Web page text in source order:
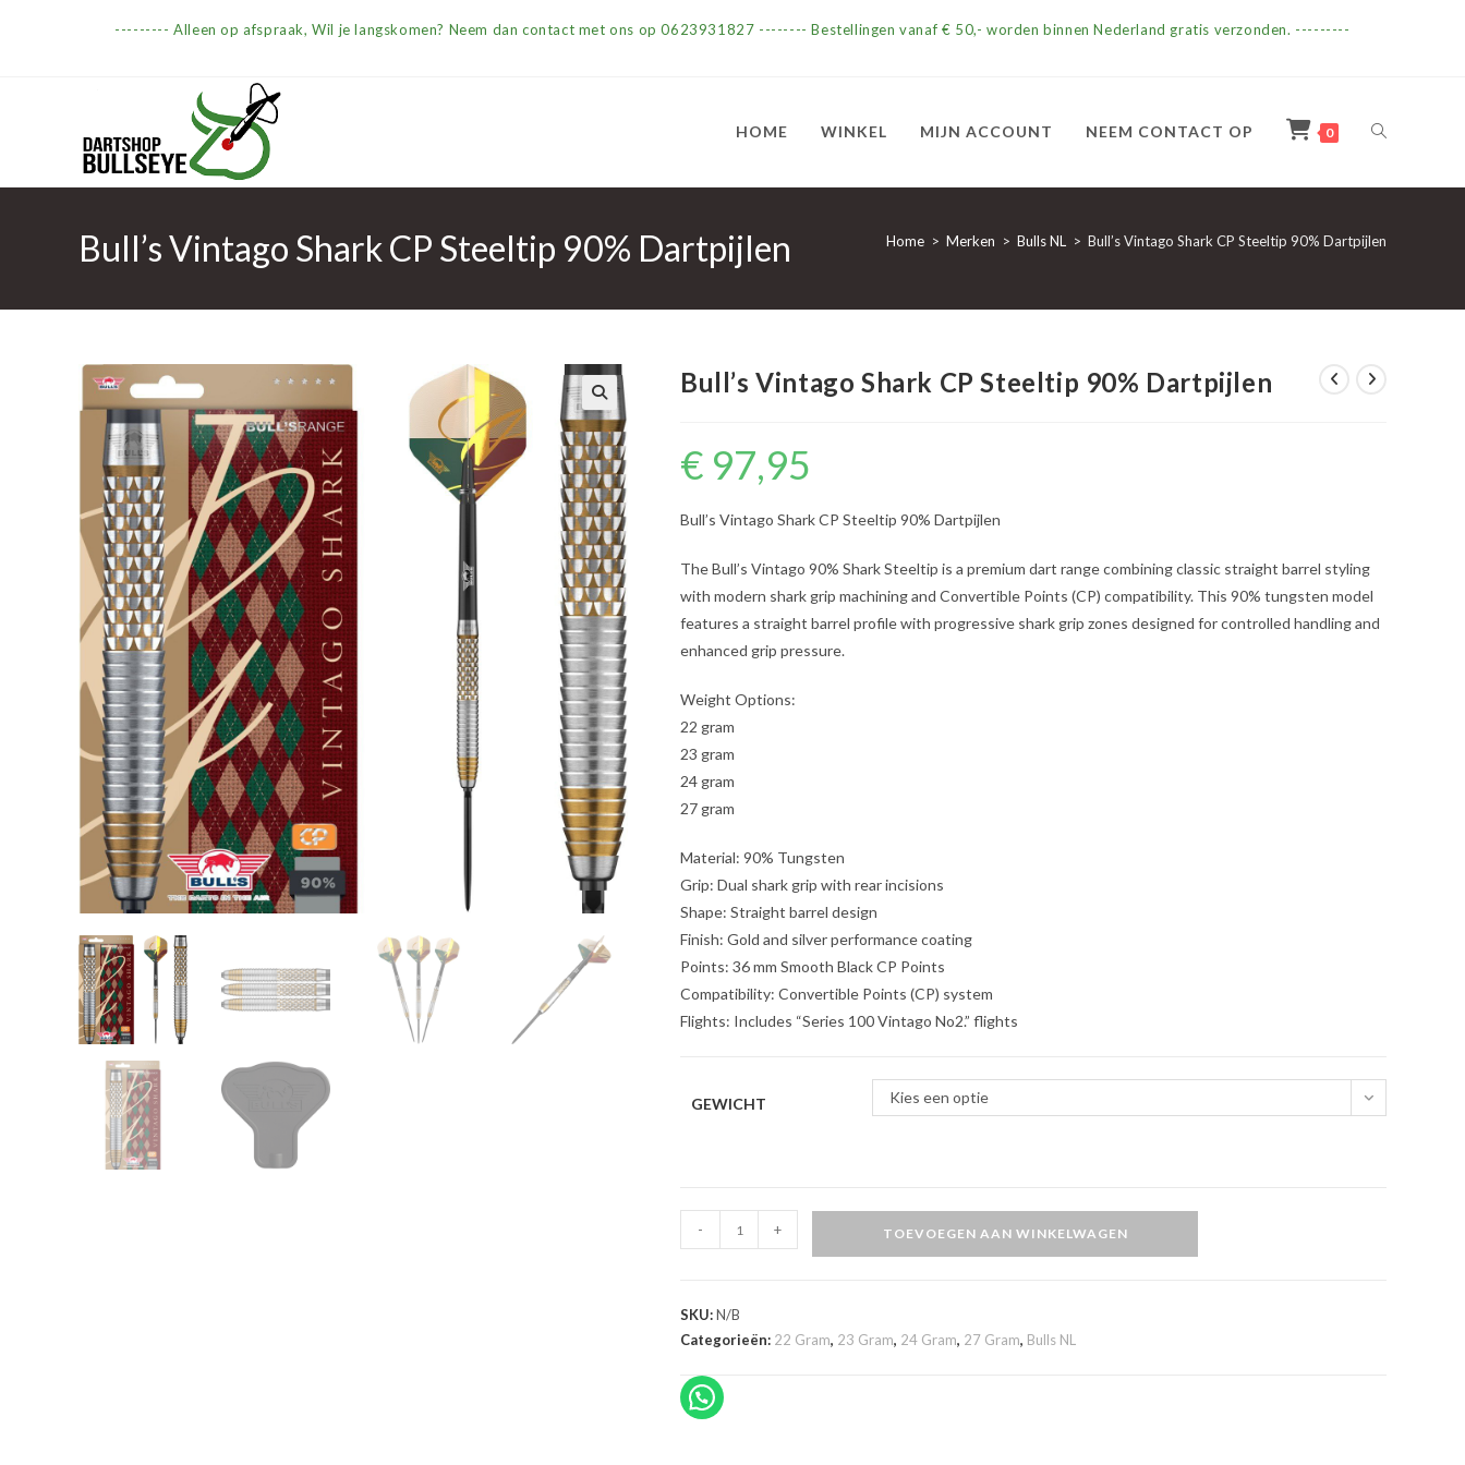
--------- Alleen op afspraak, Wil je langskomen? Neem dan contact met ons op 0623931827 -------- Bestellingen vanaf € 50,- worden binnen Nederland gratis verzonden. ---------
HOME WINKEL MIJN ACCOUNT NEEM CONTACT OP 0 TOGGLE
SITE
Bull’s Vintago Shark CP Steeltip 90% Dartpijlen Home > Merken > Bulls NL > Bull’s Vintago Shark CP Steeltip 90% Dartpijlen
Bull’s Vintago Shark CP Steeltip 90% Dartpijlen
€ 97,95
Bull’s Vintago Shark CP Steeltip 90% Dartpijlen
The Bull’s Vintago 90% Shark Steeltip is a premium dart range combining classic straight barrel styling
with modern shark grip machining and Convertible Points (CP) compatibility. This 90% tungsten model
features a straight barrel profile with progressive shark grip zones designed for controlled handling and
enhanced grip pressure.
Weight Options:
22 gram
23 gram
24 gram
27 gram
Material: 90% Tungsten
Grip: Dual shark grip with rear incisions
Shape: Straight barrel design
Finish: Gold and silver performance coating
Points: 36 mm Smooth Black CP Points
Compatibility: Convertible Points (CP) system
Flights: Includes “Series 100 Vintago No2.” flights
GEWICHT Kies een optie
Vintago
Steeltip
Dartpijlen
aantal
- + TOEVOEGEN AAN WINKELWAGEN
SKU:N/B
Categorieën: 22 Gram, 23 Gram, 24 Gram, 27 Gram, Bulls NL